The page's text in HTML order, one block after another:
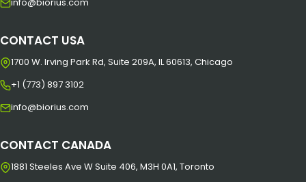
CONTACT USA
1700 W. Irving Park Rd, Suite 209A, IL 60613, Chicago
+1 (773) 897 3102
info@biorius.com
CONTACT CANADA
1881 Steeles Ave W Suite 406, M3H 0A1, Toronto